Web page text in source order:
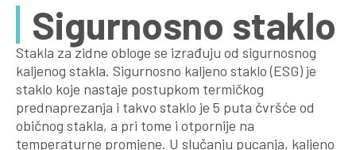
Sigurnosno staklo
Stakla za zidne obloge se izrađuju od sigurnosnog
kaljenog stakla. Sigurnosno kaljeno staklo (ESG) je
staklo koje nastaje postupkom termičkog
prednaprezanja i takvo staklo je 5 puta čvršće od
običnog stakla, a pri tome i otpornije na
temperaturne promjene. U slučanju pucanja, kaljeno